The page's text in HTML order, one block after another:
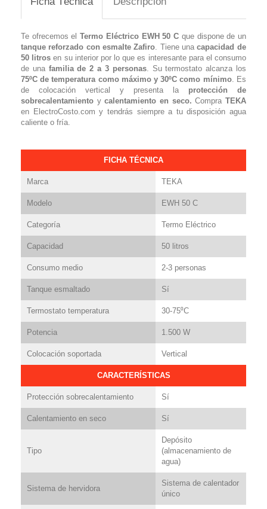
Te ofrecemos elTermo Eléctrico EWH 50 C que dispone de un
tanque reforzado con esmalte Zafiro. Tiene una capacidad de
50 litros en su interior por lo que es interesante para el consumo
de una familia de 2 a 3 personas. Su termostato alcanza los
75ºC de temperatura como máximo y 30ºC como mínimo. Es
de colocación vertical y presenta la protección de
sobrecalentamiento ycalentamiento en seco.CompraTEKA
en ElectroCosto.com y tendrás siempre a tu disposición agua
caliente o fría.
FICHA TÉCNICA
Marca TEKA
Modelo EWH 50 C
Categoría Termo Eléctrico
Capacidad 50 litros
Consumo medio 2-3 personas
Tanque esmaltado Sí
Termostato temperatura 30-75⁰C
Potencia 1.500 W
Colocación soportada Vertical
CARACTERÍSTICAS
Protección sobrecalentamiento Sí
Calentamiento en seco Sí
Tipo
Depósito
(almacenamiento de
agua)
Sistema de hervidora
Sistema de calentador
único